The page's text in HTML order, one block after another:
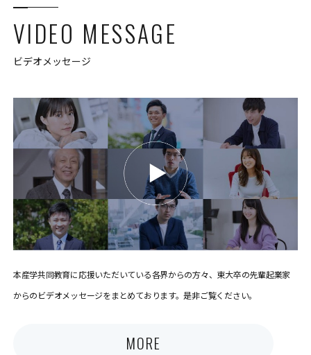
VIDEO MESSAGE
ビデオメッセージ
本産学共同教育に応援いただいている各界からの方々、東大卒の先輩起業家
からのビデオメッセージをまとめております。是非ご覧ください。
MORE